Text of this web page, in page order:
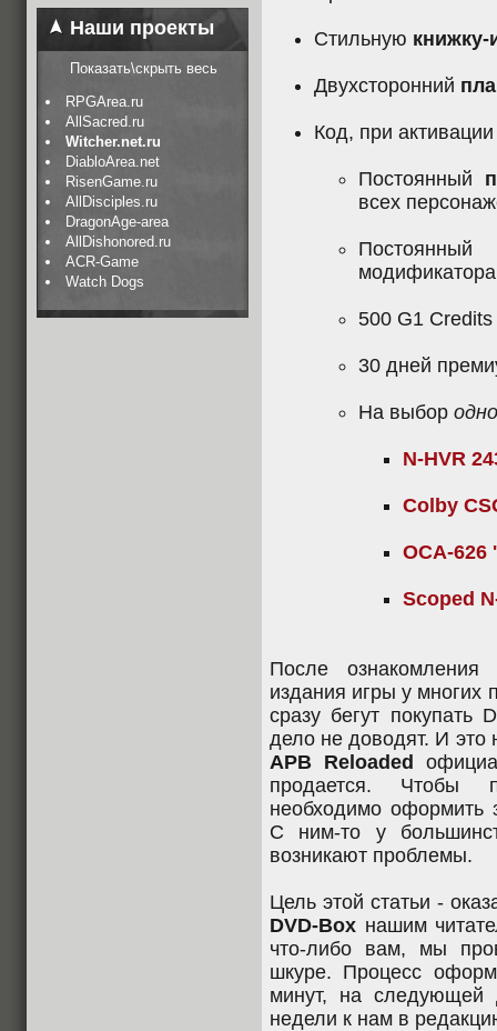
Наши проекты
Показать\скрыть весь
RPGArea.ru
AllSacred.ru
Witcher.net.ru
DiabloArea.net
RisenGame.ru
AllDisciples.ru
DragonAge-area
AllDishonored.ru
ACR-Game
Watch Dogs
Стильную книжку-
Двухсторонний
Код, при
Постоянный
всех
500 G1
30 дней
На выбор одно
N-HVR
Colby
OCA-626
Scoped
После ознакомления
издания игры у многих
сразу бегут покупать
дело не доводят. И это
APB Reloaded
продается. Чтобы
необходимо оформить
С ним-то у
возникают проблемы.
Цель этой статьи -
DVD-Box нашим
что-либо вам, мы
шкуре. Процесс
минут, на
недели к нам в